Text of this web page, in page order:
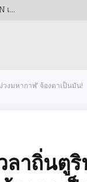
เตือนภัยผู้ปกครอง! ‘อาหารกลางวันฟรี’ อาจไม่ใช่แค่เรื่องท้องอิ่ม… BGN เข้มงวดจับตา ‘4 ชั่วโมง’ ชี้เป็นชี้ตาย! หวั่นซ้ำรอยโศกนาฏกรรมอาหารเป็นพิษ
งมหากาฬ’ จ้องตาเป็นมัน!
ลาถิ่นตูริ